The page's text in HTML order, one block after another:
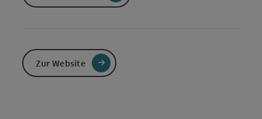
Zur Website